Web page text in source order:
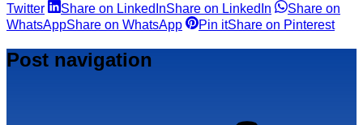
Twitter
Share on LinkedInShare on LinkedIn
Share on
WhatsAppShare on WhatsApp Pin itShare on Pinterest
Post navigation